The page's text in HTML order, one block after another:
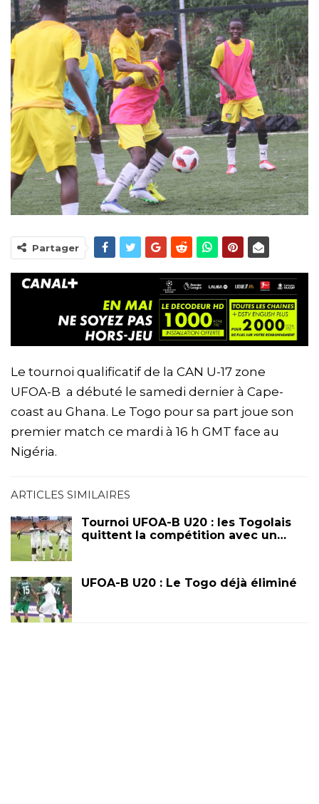
Partager
Le tournoi qualificatif de la CAN U-17 zone
UFOA-B a débuté le samedi dernier à Cape-
coast au Ghana. Le Togo pour sa part joue son
premier match ce mardi à 16 h GMT face au
Nigéria.
ARTICLES SIMILAIRES
Tournoi UFOA-B U20 : les Togolais
quittent la compétition avec un…
UFOA-B U20 : Le Togo déjà éliminé